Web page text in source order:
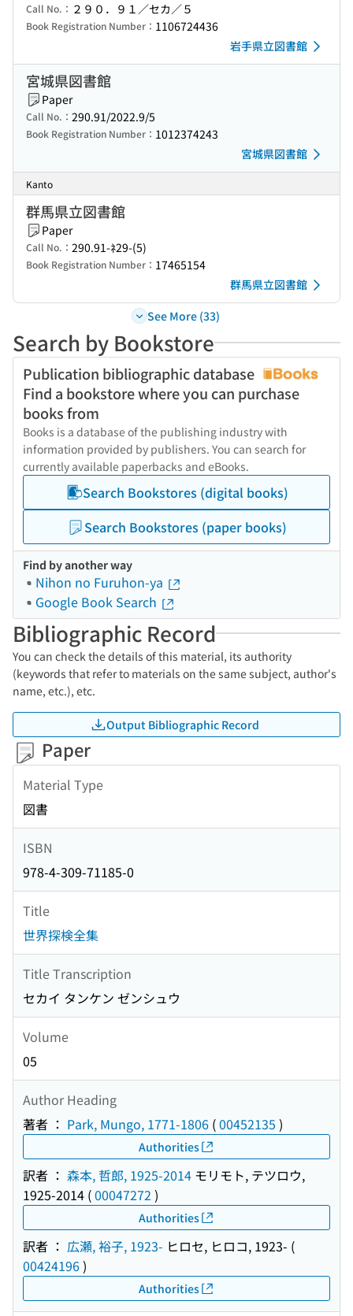
Call No.： ２９０．９１／セカ／５
Book Registration Number： 1106724436
岩手県立図書館
宮城県図書館
Paper
Call No.： 290.91/2022.9/5
Book Registration Number： 1012374243
宮城県図書館
Kanto
群馬県立図書館
Paper
Call No.： 290.91-ﾈ29-(5)
Book Registration Number： 17465154
群馬県立図書館
See More (33)
Search by Bookstore
Publication bibliographic database
Find a bookstore where you can purchase
books from
Books is a database of the publishing industry with
information provided by publishers. You can search for
currently available paperbacks and eBooks.
Search Bookstores (digital books)
Search Bookstores (paper books)
Find by another way
Nihon no Furuhon-ya
Google Book Search
Bibliographic Record
You can check the details of this material, its authority
(keywords that refer to materials on the same subject, author's
name, etc.), etc.
Output Bibliographic Record
Paper
Material Type
図書
ISBN
978-4-309-71185-0
Title
世界探検全集
Title Transcription
セカイ タンケン ゼンシュウ
Volume
05
Author Heading
著者 ： Park, Mungo, 1771-1806 (00452135 )
Authorities
訳者 ： 森本, 哲郎, 1925-2014 モリモト, テツロウ,
1925-2014 (00047272 )
Authorities
訳者 ： 広瀬, 裕子, 1923- ヒロセ, ヒロコ, 1923- (
00424196)
Authorities